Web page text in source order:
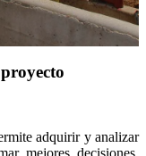
adquirir y analizar